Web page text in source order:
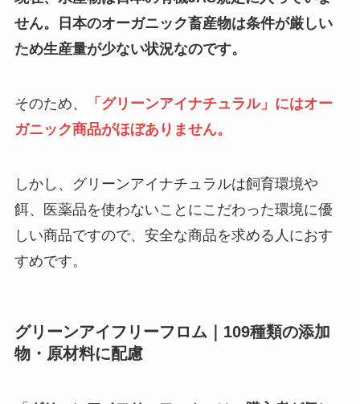
せん。日本のオーガニック畜産物は条件が厳しい
ため生産量が少ない状況なのです。
そのため、
「グリーンアイナチュラル」にはオー
ガニック商品がほぼありません。
しかし、グリーンアイナチュラルは飼育環境や
餌、医薬品を使わないことにこだわった環境に優
しい商品ですので、安全な商品を求める人におす
すめです。
グリーンアイフリーフロム｜109種類の添加
物・原材料に配慮